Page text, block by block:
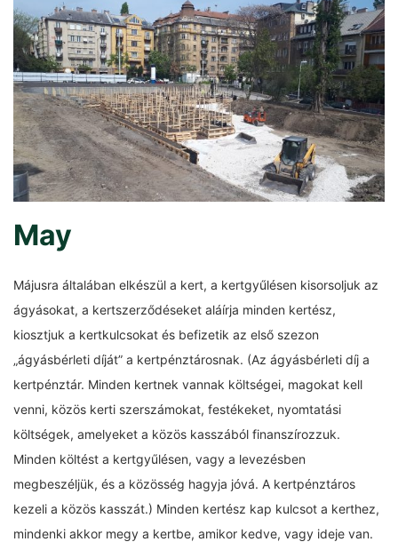
May
Májusra általában elkészül a kert, a kertgyűlésen kisorsoljuk az
ágyásokat, a kertszerződéseket aláírja minden kertész,
kiosztjuk a kertkulcsokat és befizetik az első szezon
„ágyásbérleti díját” a kertpénztárosnak. (Az ágyásbérleti díj a
kertpénztár. Minden kertnek vannak költségei, magokat kell
venni, közös kerti szerszámokat, festékeket, nyomtatási
költségek, amelyeket a közös kasszából finanszírozzuk.
Minden költést a kertgyűlésen, vagy a levezésben
megbeszéljük, és a közösség hagyja jóvá. A kertpénztáros
kezeli a közös kasszát.) Minden kertész kap kulcsot a kerthez,
mindenki akkor megy a kertbe, amikor kedve, vagy ideje van.